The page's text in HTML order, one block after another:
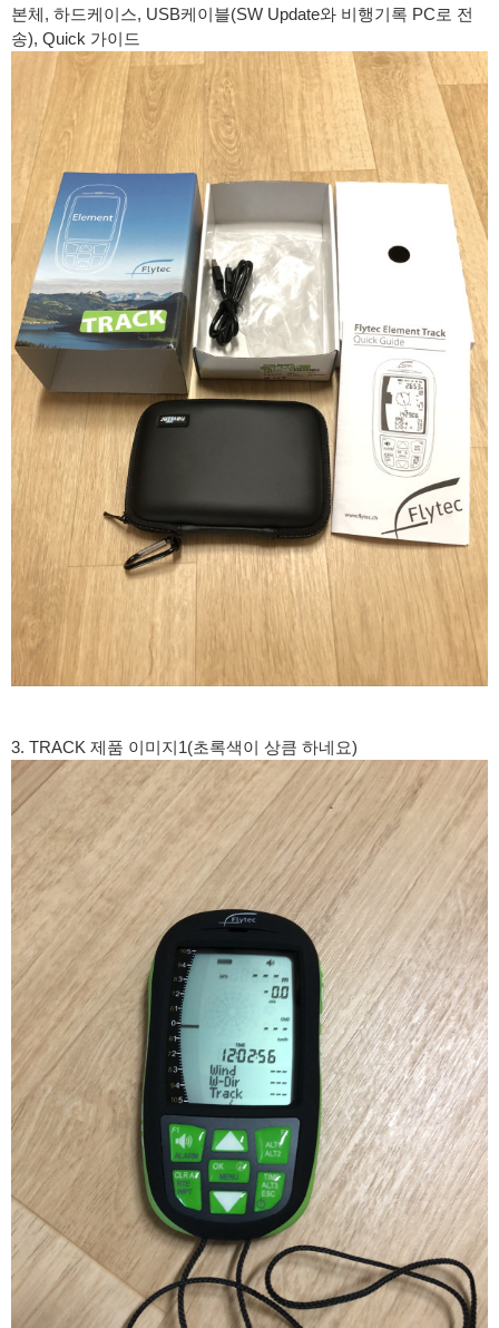
본체, 하드케이스, USB케이블(SW Update와 비행기록 PC로 전
송), Quick 가이드
3. TRACK 제품 이미지1(초록색이 상큼 하네요)